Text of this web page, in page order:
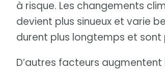
à risque. Les changements
devient plus sinueux et varie
durent plus longtemps et sont
D’autres facteurs